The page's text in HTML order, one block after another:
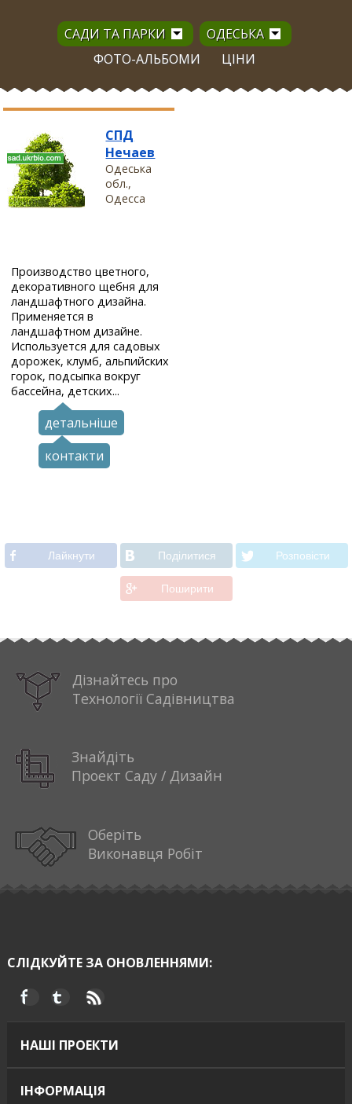
САДИ ТА ПАРКИ
ОДЕСЬКА
ФОТО-АЛЬБОМИ
ЦІНИ
СПД
Нечаев
Одеська
обл.,
Одесса
Производство цветного,
декоративного щебня для
ландшафтного дизайна.
Применяется в
ландшафтном дизайне.
Используется для садовых
дорожек, клумб, альпийских
горок, подсыпка вокруг
бассейна, детских...
детальніше
контакти
Лайкнути Подiлитися Розповiсти
Поширити
Дізнайтесь про
Технології Садівництва
Знайдіть
Проект Саду / Дизайн
Оберіть
Виконавця Робіт
СЛІДКУЙТЕ ЗА ОНОВЛЕННЯМИ:
НАШІ ПРОЕКТИ
ІНФОРМАЦІЯ